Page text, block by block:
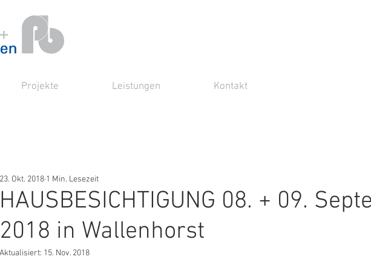
Projekte Leistungen Kontakt
HAUSBESICHTIGUNG 08. + 09.
2018 in Wallenhorst
23. Okt. 2018 1 Min. Lesezeit
Aktualisiert: 15. Nov. 2018